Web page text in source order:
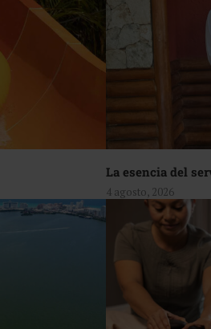
La esencia del
4 agosto, 2026